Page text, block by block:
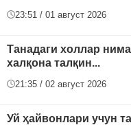
23:51 / 01 август 2026
Танадаги холлар
халқона талқин...
21:35 / 02 август 2026
Уй ҳайвонлари учун